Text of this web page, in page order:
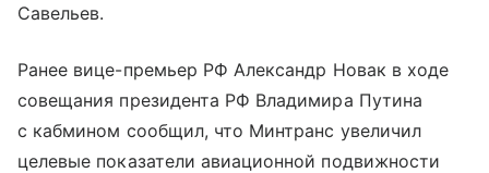
Савельев.
Ранее вице-премьер РФ Александр Новак в ходе
совещания президента РФ Владимира Путина
с кабмином сообщил, что Минтранс увеличил
целевые показатели авиационной подвижности